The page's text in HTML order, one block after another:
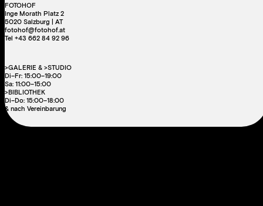
FOTOHOF
Inge Morath Platz 2
5020 Salzburg | AT
fotohof@fotohof.at
Tel +43 662 84 92 96
>GALERIE & >STUDIO
Di–Fr: 15:00–19:00
Sa: 11:00–15:00
>BIBLIOTHEK
Di–Do: 15:00–18:00
& nach Vereinbarung